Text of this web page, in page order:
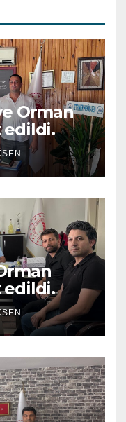
Orman
edildi.
edildi.